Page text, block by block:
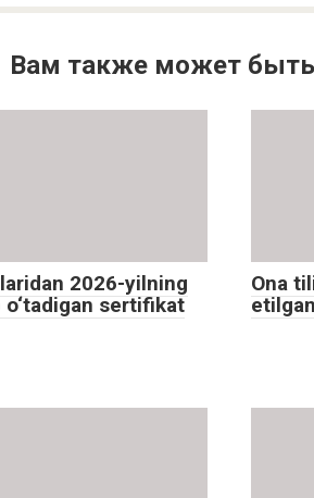
Вам также может быть
2026-yilning
o‘tadigan sertifikat
Ona